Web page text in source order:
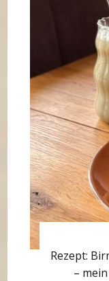
Rezept:
–